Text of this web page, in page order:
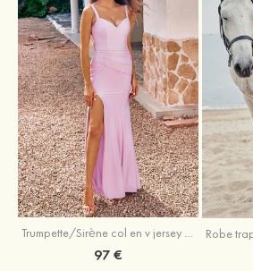
Trumpette/Sirène col en v jersey ras du sol robe de demoiselle d'honneur
97 €